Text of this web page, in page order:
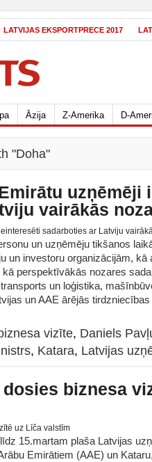
LATVIJAS EKSPORTPRECE 2017
Āzija Z-Amerika D-
"Doha"
uzņēmēji
vairākās
un uzņēmēju tikšanos
un investoru organizācijām,
perspektīvākās nozares
un loģistika,
un AAE ārējās
vizīte, Daniels
, Katara, Latvijas
biznesa
15.martam plaša Latvijas
Emirātiem (AAE) un